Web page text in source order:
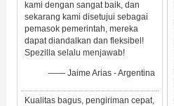
kami dengan sangat baik, dan
sekarang kami disetujui sebagai
pemasok pemerintah, mereka
dapat diandalkan dan fleksibel!
Spezilla selalu menjawab!
—— Jaime Arias - Argentina
Kualitas bagus, pengiriman cepat,